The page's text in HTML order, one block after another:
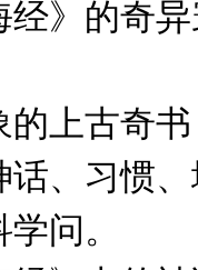
》的奇
上古奇
话、习惯
问。